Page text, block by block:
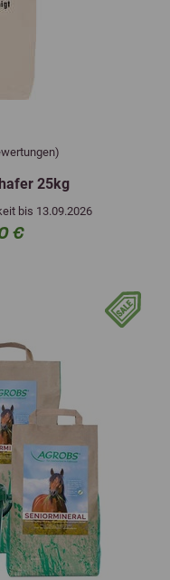
25kg
bis 13.09.2026
€